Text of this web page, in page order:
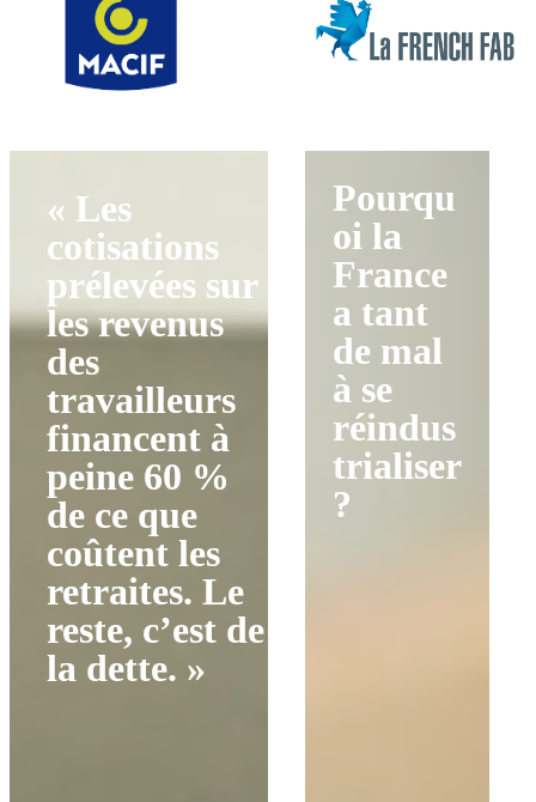
« Les
cotisations
prélevées sur
les revenus
des
travailleurs
financent à
peine 60 %
de ce que
coûtent les
retraites. Le
reste, c’est de
la dette. »
Pourqu
oi la
France
a tant
de mal
à se
réindus
trialiser
?